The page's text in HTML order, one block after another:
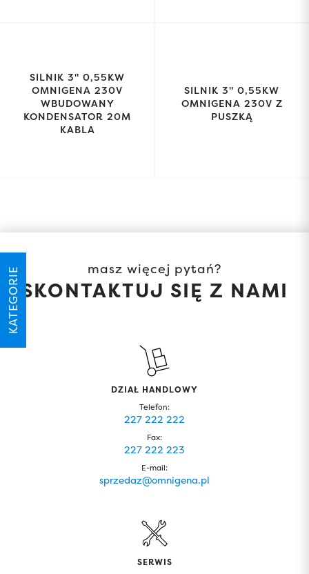
KATEGORIE
SILNIK 3" 0,55KW
OMNIGENA 230V
WBUDOWANY
KONDENSATOR 20M
KABLA
SILNIK 3" 0,55KW
OMNIGENA 230V Z
PUSZKĄ
masz więcej pytań?
SKONTAKTUJ SIĘ Z NAMI
DZIAŁ HANDLOWY
Telefon:
227 222 222
Fax:
227 222 223
E-mail:
sprzedaz@omnigena.pl
SERWIS